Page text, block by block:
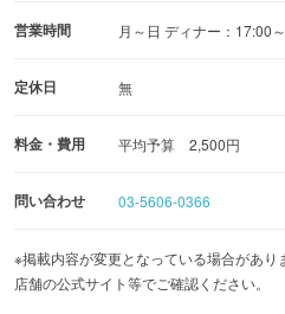
営業時間 月～日 ディナー：17:00
定休日 無
料金・費用 平均予算 2,500円
問い合わせ 03-5606-0366
※掲載内容が変更となっている場合があり
店舗の公式サイト等でご確認ください。